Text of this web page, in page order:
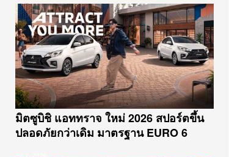
ทดลองขับ BYD SEAL 5 ซุปเปอร์ไฮ
บริด ขับดีจริงแต่ยังดีได้อีก
AUG 17, 2025
ทดลองใช้จริง KIA EV5 ตื่นเต้นสุด
คือชาร์จไฟเอง
AUG 10, 2025
ลุยได้ไม่เหวอกับมิตซู XFOCE
JUL 29, 2025
มิตซูบิชิ แอททราจ ใหม่ 2026 สปอร์ตขึ้น
ปลอดภัยกว่าเดิม มาตรฐาน EURO 6